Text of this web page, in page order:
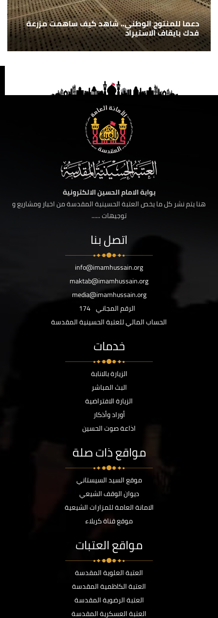
دعما للمنتوج الوطني.. شاهد كيف ساهمت مزرعة
فدك بايقاف الاستيراد
بوابة الامام الحسين الالكترونية
هنا يتم نشر كل ما يخص العتبة الحسينية المقدسة من اخبار ومشاريع و
توجيهات ......
اتصل بنا
info@imamhussain.org
maktab@imamhussain.org
media@imamhussain.org
الرقم المجاني 174
الحساب المالي للعتبة الحسينية المقدسة
خدمات
الزيارة بالانابة
البث المباشر
الزيارة الافتراضية
أوراد وأذكار
اذاعة صوت الحسين
مواقع ذات صلة
موقع السيد السيستاني
ديوان الوقف الشيعي
الامانة العامة للمزارات الشيعية
موقع قناة كربلاء
مواقع العتبات
العتبة العلوية المقدسة
العتبة الكاظمية المقدسة
العتبة الرضوية المقدسة
العتبة العسكرية المقدسة